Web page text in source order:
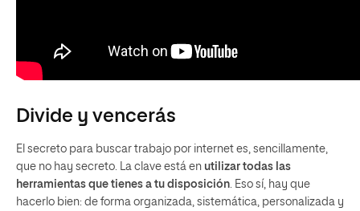
Divide y vencerás
El secreto para buscar trabajo por internet es, sencillamente,
que no hay secreto. La clave está en utilizar todas las
herramientas que tienes a tu disposición. Eso sí, hay que
hacerlo bien: de forma organizada, sistemática, personalizada y